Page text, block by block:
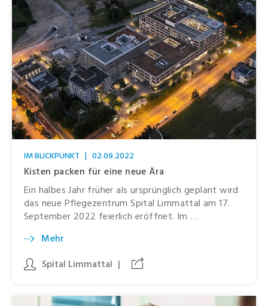
IM BLICKPUNKT | 02.09.2022
Kisten packen für eine neue Ära
Ein halbes Jahr früher als ursprünglich geplant wird
das neue Pflegezentrum Spital Limmattal am 17.
September 2022 feierlich eröffnet. Im …
Mehr
Spital Limmattal |